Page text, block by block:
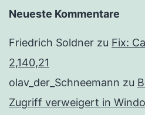
Neueste Kommentare
Friedrich Soldner zu Fix:
2,140,21
olav_der_Schneemann zu
Zugriff verweigert in